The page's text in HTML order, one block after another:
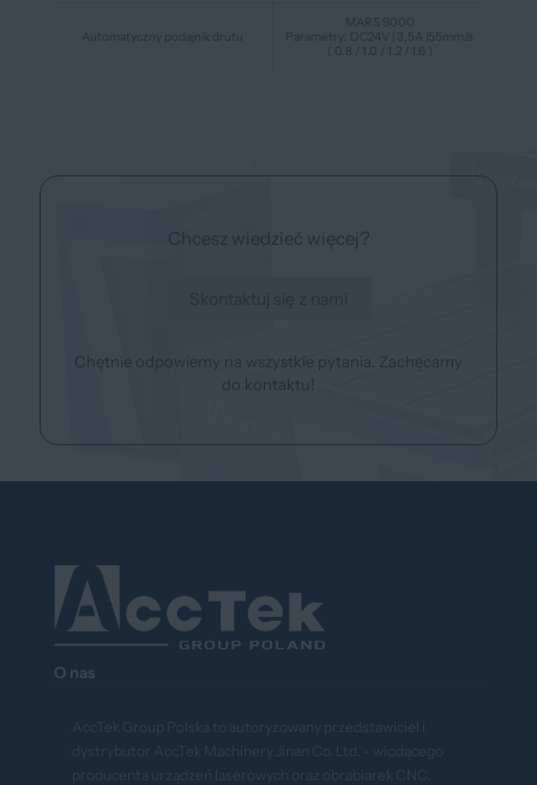
Automatyczny podajnik drutu
MARS 9000
Parametry: DC24V | 3,5A |55mm/s
( 0.8 / 1.0 / 1.2 / 1.6 )
Chcesz wiedzieć więcej?
Chętnie odpowiemy na wszystkie pytania. Zachęcamy
do kontaktu!
O nas
AccTek Group Polska to autoryzowany przedstawiciel i
dystrybutor AccTek Machinery Jinan Co. Ltd. - wiodącego
producenta urządzeń laserowych oraz obrabiarek CNC.